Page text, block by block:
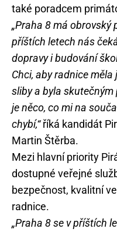
také poradcem
„Praha 8 má obrovský
příštích letech nás
dopravy i budování
Chci, aby radnice
sliby a byla
je něco, co mi na
chybí,“říká kandidát
Martin Štěrba.
Mezi hlavní priority
dostupné veřejné
bezpečnost, kvalitní
radnice.
„Praha 8 se v příštích